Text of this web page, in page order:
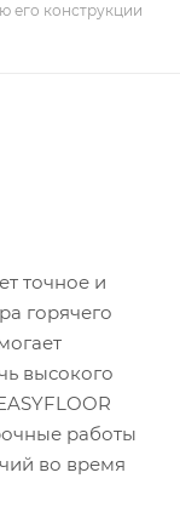
его конструкции
точное и
горячего
высокого
работы
во время